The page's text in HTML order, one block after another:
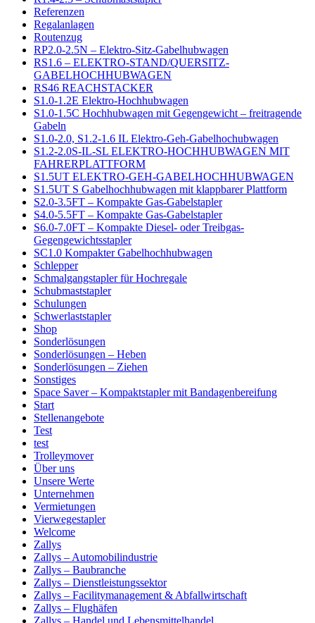
Referenzen
Regalanlagen
Routenzug
RP2.0-2.5N – Elektro-Sitz-Gabelhubwagen
RS1.6 – ELEKTRO-STAND/QUERSITZ-
GABELHOCHHUBWAGEN
RS46 REACHSTACKER
S1.0-1.2E Elektro-Hochhubwagen
S1.0-1.5C Hochhubwagen mit Gegengewicht – freitragende
Gabeln
S1.0-2.0, S1.2-1.6 IL Elektro-Geh-Gabelhochubwagen
S1.2-2.0S-IL-SL ELEKTRO-HOCHHUBWAGEN MIT
FAHRERPLATTFORM
S1.5UT ELEKTRO-GEH-GABELHOCHHUBWAGEN
S1.5UT S Gabelhochhubwagen mit klappbarer Plattform
S2.0-3.5FT – Kompakte Gas-Gabelstapler
S4.0-5.5FT – Kompakte Gas-Gabelstapler
S6.0-7.0FT – Kompakte Diesel- oder Treibgas-
Gegengewichtsstapler
SC1.0 Kompakter Gabelhochhubwagen
Schlepper
Schmalgangstapler für Hochregale
Schubmaststapler
Schulungen
Schwerlaststapler
Shop
Sonderlösungen
Sonderlösungen – Heben
Sonderlösungen – Ziehen
Sonstiges
Space Saver – Kompaktstapler mit Bandagenbereifung
Start
Stellenangebote
Test
test
Trolleymover
Über uns
Unsere Werte
Unternehmen
Vermietungen
Vierwegestapler
Welcome
Zallys
Zallys – Automobilindustrie
Zallys – Baubranche
Zallys – Dienstleistungssektor
Zallys – Facilitymanagement & Abfallwirtschaft
Zallys – Flughäfen